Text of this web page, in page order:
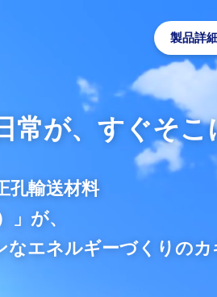
製品詳
常が、すぐそこ
孔輸送材料
」が、
エネルギーづくりのカ